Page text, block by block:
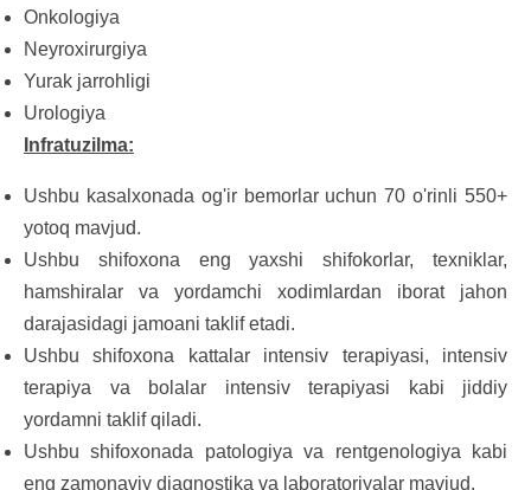
Onkologiya
Neyroxirurgiya
Yurak jarrohligi
Urologiya
Infratuzilma:
Ushbu kasalxonada og'ir bemorlar uchun 70 o'rinli 550+
yotoq mavjud.
Ushbu shifoxona eng yaxshi shifokorlar, texniklar,
hamshiralar va yordamchi xodimlardan iborat jahon
darajasidagi jamoani taklif etadi.
Ushbu shifoxona kattalar intensiv terapiyasi, intensiv
terapiya va bolalar intensiv terapiyasi kabi jiddiy
yordamni taklif qiladi.
Ushbu shifoxonada patologiya va rentgenologiya kabi
eng zamonaviy diagnostika va laboratoriyalar mavjud.